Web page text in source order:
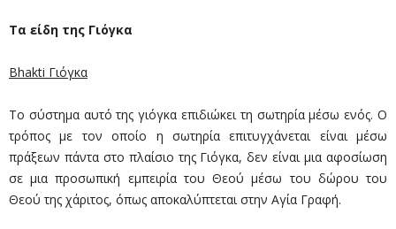
Τα είδη της Γιόγκα
Bhakti Γιόγκα
Το σύστημα αυτό της γιόγκα επιδιώκει τη σωτηρία μέσω ενός. Ο
τρόπος με τον οποίο η σωτηρία επιτυγχάνεται είναι μέσω
πράξεων πάντα στο πλαίσιο της Γιόγκα, δεν είναι μια αφοσίωση
σε μια προσωπική εμπειρία του Θεού μέσω του δώρου του
Θεού της χάριτος, όπως αποκαλύπτεται στην Αγία Γραφή.